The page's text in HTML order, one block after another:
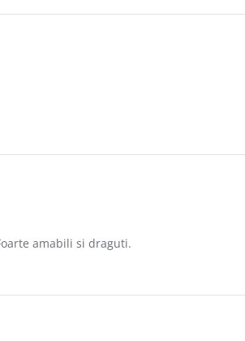
amabili si draguti.